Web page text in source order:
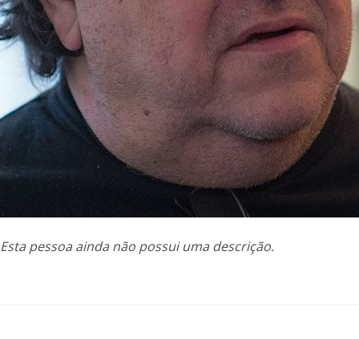
Esta pessoa ainda não possui uma descrição.